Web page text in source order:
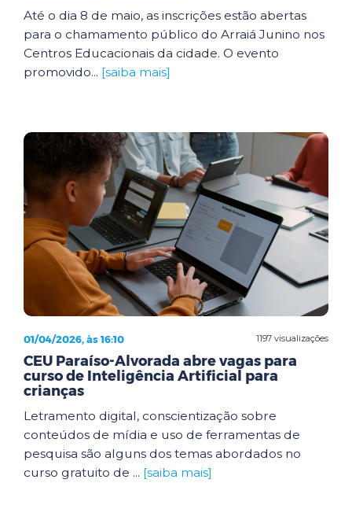
Até o dia 8 de maio, as inscrições estão abertas
para o chamamento público do Arraiá Junino nos
Centros Educacionais da cidade. O evento
promovido... [saiba mais]
1197 visualizações
01/04/2026, às 16:10
CEU Paraíso-Alvorada abre vagas para
curso de Inteligência Artificial para
crianças
Letramento digital, conscientização sobre
conteúdos de mídia e uso de ferramentas de
pesquisa são alguns dos temas abordados no
curso gratuito de ... [saiba mais]